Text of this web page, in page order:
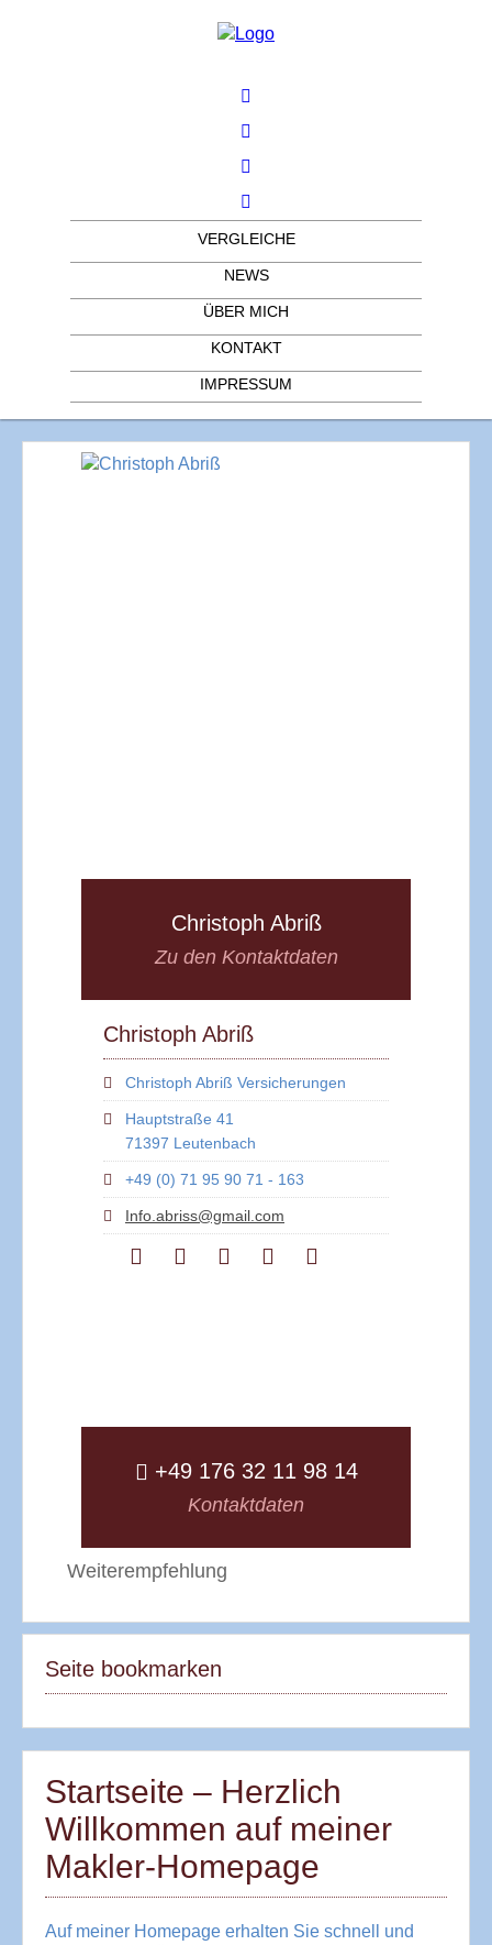
VERGLEICHE
NEWS
ÜBER MICH
KONTAKT
IMPRESSUM
Christoph Abriß
Zu den Kontaktdaten
Christoph Abriß
Christoph Abriß Versicherungen
Hauptstraße 41
71397 Leutenbach
+49 (0) 71 95 90 71 - 163
Info.abriss@gmail.com
+49 176 32 11 98 14
Kontaktdaten
Weiterempfehlung
Seite bookmarken
Startseite – Herzlich
Willkommen auf meiner
Makler-Homepage
Auf meiner Homepage erhalten Sie schnell und